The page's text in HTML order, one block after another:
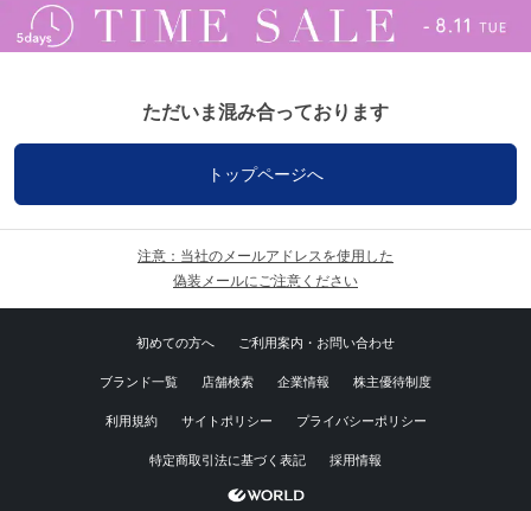
ただいま混み合っております
トップページへ
注意：当社のメールアドレスを使用した
偽装メールにご注意ください
初めての方へ ご利用案内・お問い合わせ
ブランド一覧 店舗検索 企業情報 株主優待制度
利用規約 サイトポリシー プライバシーポリシー
特定商取引法に基づく表記 採用情報